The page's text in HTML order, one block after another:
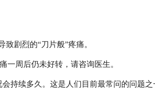
致剧烈的“刀片般”疼痛。
一周后仍未好转，请咨询医生。
持续多久。这是人们目前最常问的问题